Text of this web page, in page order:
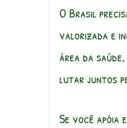
O Brasil
valorizada e
área da
lutar juntos
Se você apóia